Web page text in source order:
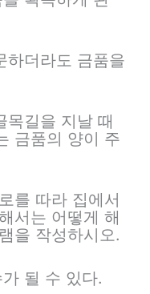
하더라도 금품을
목길을 지날 때
금품의 양이 주
를 따라 집에서
서는 어떻게 해
을 작성하시오.
될 수 있다.